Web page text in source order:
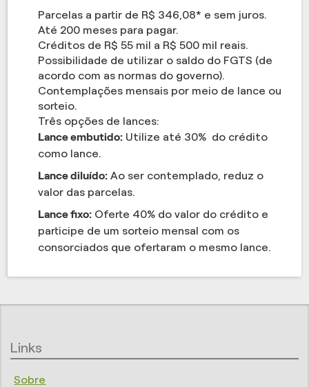
Parcelas a partir de R$ 346,08* e sem juros.
Até 200 meses para pagar.
Créditos de R$ 55 mil a R$ 500 mil reais.
Possibilidade de utilizar o saldo do FGTS (de
acordo com as normas do governo).
Contemplações mensais por meio de lance ou
sorteio.
Três opções de lances:
Lance embutido: Utilize até 30% do crédito
como lance.
Lance diluído: Ao ser contemplado, reduz o
valor das parcelas.
Lance fixo: Oferte 40% do valor do crédito e
participe de um sorteio mensal com os
consorciados que ofertaram o mesmo lance.
Links
Sobre